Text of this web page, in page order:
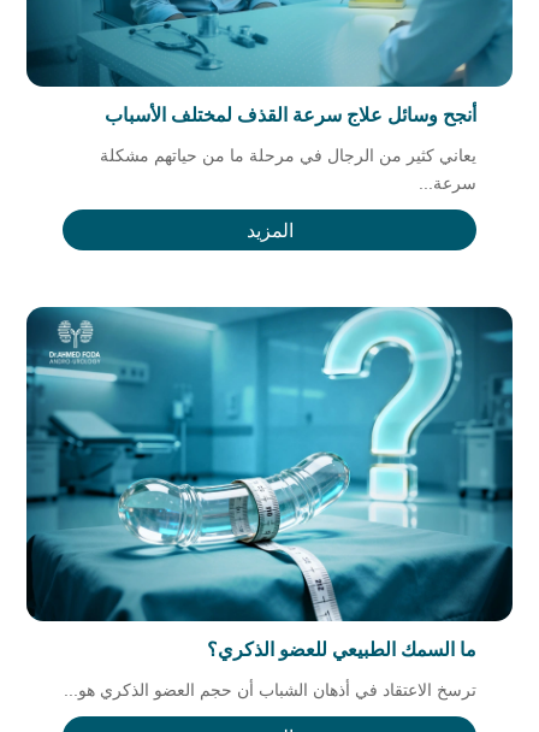
أنجح وسائل علاج سرعة القذف لمختلف الأسباب
يعاني كثير من الرجال في مرحلة ما من حياتهم مشكلة
سرعة...
المزيد
ما السمك الطبيعي للعضو الذكري؟
ترسخ الاعتقاد في أذهان الشباب أن حجم العضو الذكري هو...